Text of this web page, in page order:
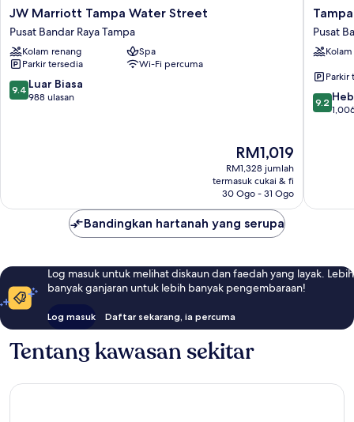
JW
Marriott
Tampa
Water
Street
Pusat
Bandar
JW Marriott Tampa Water Street
Pusat Bandar Raya Tampa
Kolam renang
Spa
Parkir tersedia
Wi-Fi percuma
9.4
daripada
9.4 Luar Biasa
988 ulasan
Harga
ialah
RM1,019
RM1,019
RM1,328 jumlah
termasuk cukai & fi
30 Ogo - 31 Ogo
Tampa
Marriott
Water
Street
Bandar
Raya
Tampa
Pusat
Parkir
9.2
9.2
Bandingkan hartanah yang serupa
Log masuk untuk melihat diskaun dan faedah yang layak. Lebih
banyak ganjaran untuk lebih banyak pengembaraan!
Log masuk Daftar sekarang, ia percuma
Tentang kawasan sekitar